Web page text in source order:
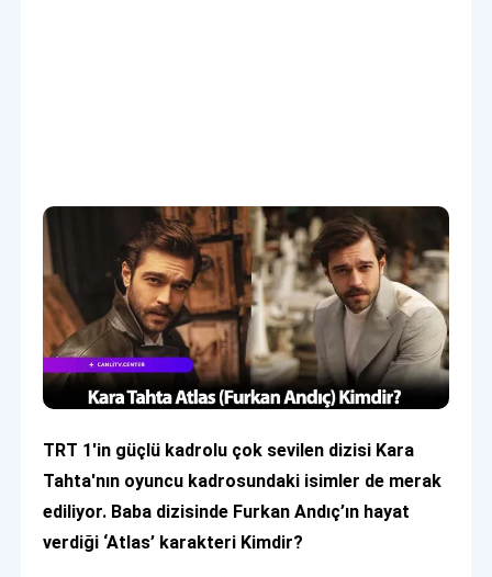
TRT 1'in güçlü kadrolu çok sevilen dizisi Kara
Tahta'nın oyuncu kadrosundaki isimler de merak
ediliyor. Baba dizisinde Furkan Andıç’ın hayat
verdiği ‘Atlas’ karakteri Kimdir?